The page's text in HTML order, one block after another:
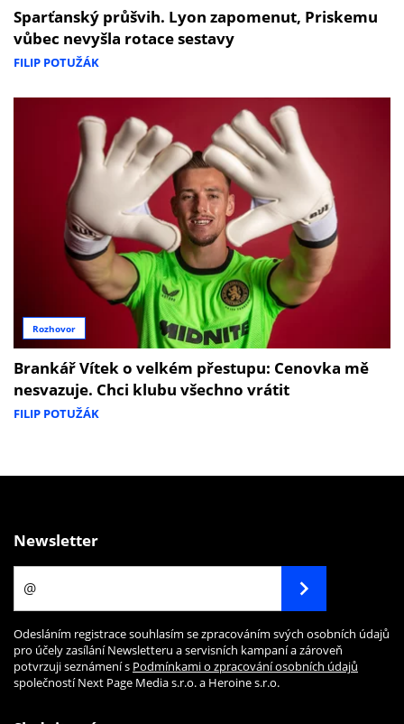
Sparťanský průšvih. Lyon zapomenut, Priskemu
vůbec nevyšla rotace sestavy
FILIP POTUŽÁK
Rozhovor
Brankář Vítek o velkém přestupu: Cenovka mě
nesvazuje. Chci klubu všechno vrátit
FILIP POTUŽÁK
Newsletter
Odesláním registrace souhlasím se zpracováním svých osobních údajů
pro účely zasílání Newsletteru a servisních kampaní a zároveň
potvrzuji seznámení s Podmínkami o zpracování osobních údajů
společností Next Page Media s.r.o. a Heroine s.r.o.